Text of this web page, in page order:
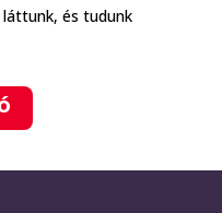
és tudunk